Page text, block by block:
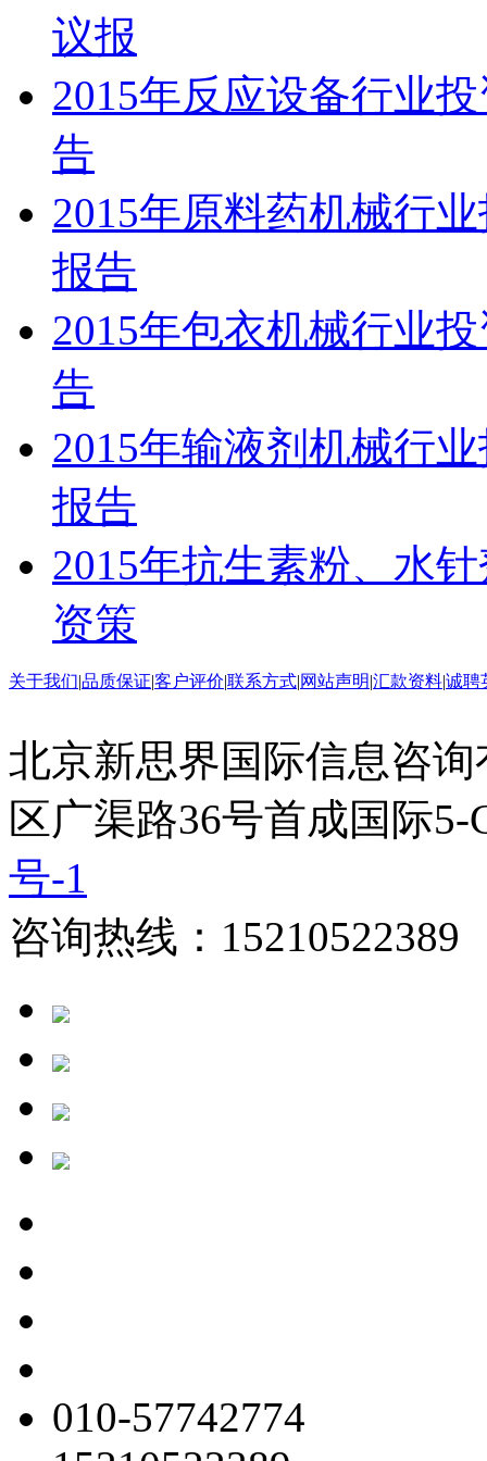
议报
2015年反应设备行业
告
2015年原料药机械行
报告
2015年包衣机械行业
告
2015年输液剂机械行
报告
2015年抗生素粉、水
资策
关于我们|品质保证|客户评价|联系方式|网站声明|汇款资料|诚聘
北京新思界国际信息咨
区广渠路36号首成国际
号-1
咨询热线：
010-57742774